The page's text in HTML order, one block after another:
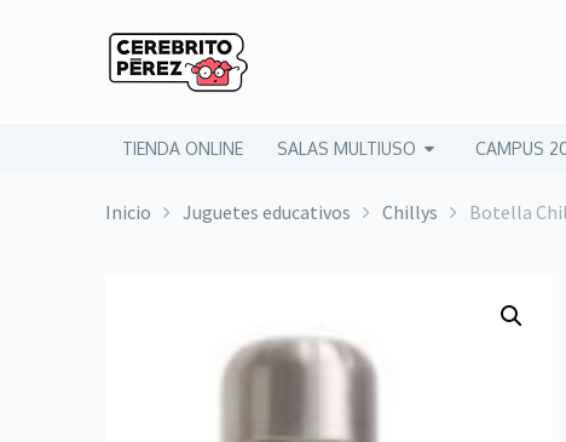
TIENDA ONLINE SALAS MULTIUSO CAMPUS
Inicio Juguetes educativos Chillys Botella